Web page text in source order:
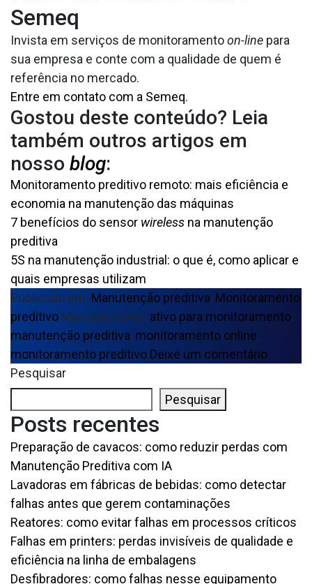
Semeq
Invista em serviços de monitoramentoon-line para
sua empresa e conte com a qualidade de quem é
referência no mercado.
Entre em contato com a Semeq.
Gostou deste conteúdo? Leia
também outros artigos em
nosso blog:
Monitoramento preditivo remoto: mais eficiência e
economia na manutenção das máquinas
7 benefícios do sensor wireless na manutenção
preditiva
5S na manutenção industrial: o que é, como aplicar e
quais empresas utilizam
Publicado em: Manutenção preditiva, Monitoramento
preditivo Marcado como: ativo para monitoramento,
manutenção preditiva, monitoramento online,
monitoramento preditivo Deixe um comentário
Pesquisar
Pesquisar
Posts recentes
Preparação de cavacos: como reduzir perdas com
Manutenção Preditiva com IA
Lavadoras em fábricas de bebidas: como detectar
falhas antes que gerem contaminações
Reatores: como evitar falhas em processos críticos
Falhas em printers: perdas invisíveis de qualidade e
eficiência na linha de embalagens
Desfibradores: como falhas nesse equipamento